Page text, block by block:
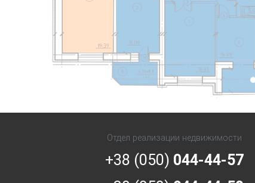
Отдел реализации недвижимости
+38 (050) 044-44-57